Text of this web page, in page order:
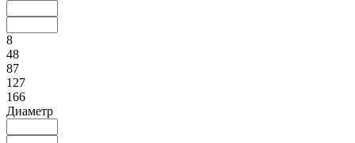
8
48
87
127
166
Диаметр